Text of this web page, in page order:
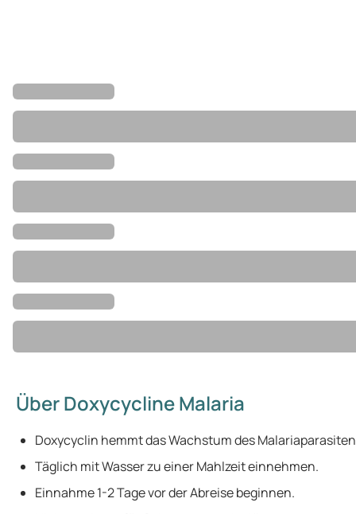
Über Doxycycline Malaria
Doxycyclin hemmt das Wachstum des
Täglich mit Wasser zu einer Mahlzeit einnehmen.
Einnahme 1-2 Tage vor der Abreise beginnen.